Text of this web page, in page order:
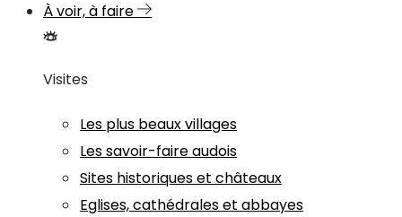
À voir, à faire
Visites
Les plus beaux villages
Les savoir-faire audois
Sites historiques et châteaux
Eglises, cathédrales et abbayes